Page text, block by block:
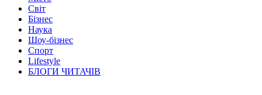
Світ
Бізнес
Наука
Шоу-бізнес
Спорт
Lifestyle
БЛОГИ ЧИТАЧІВ